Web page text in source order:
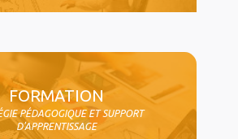
FORMATION
PÉDAGOGIQUE ET SUPPORT
D'APPRENTISSAGE